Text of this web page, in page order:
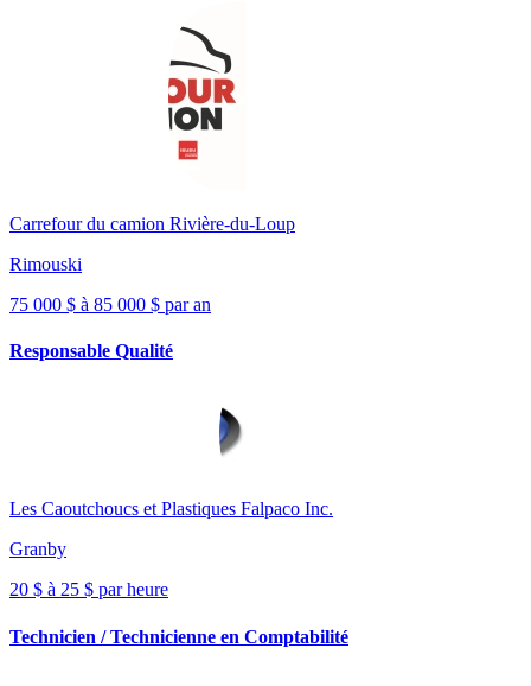
Carrefour du camion Rivière-du-Loup
Rimouski
75 000 $ à 85 000 $ par an
Responsable Qualité
Les Caoutchoucs et Plastiques Falpaco Inc.
Granby
20 $ à 25 $ par heure
Technicien / Technicienne en Comptabilité